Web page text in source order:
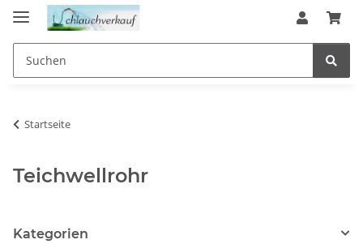
Startseite
Teichwellrohr
Kategorien